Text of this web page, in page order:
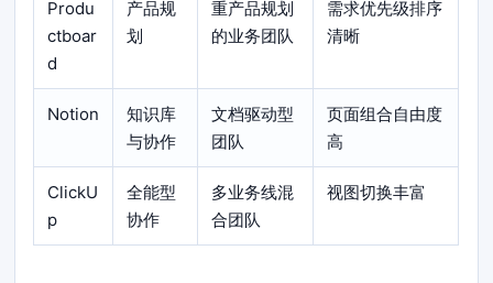
Produ
ctboar
d
产品规
划
重产品规划
的业务团队
需求优先级排序
清晰
Notion
知识库
与协作
文档驱动型
团队
页面组合自由度
高
ClickU
p
全能型
协作
多业务线混
合团队
视图切换丰富